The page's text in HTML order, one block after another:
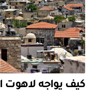
كيف يواجه لاهوت